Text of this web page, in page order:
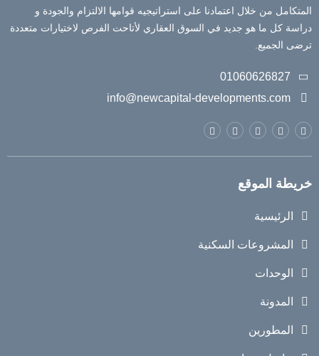
المتكامل من خلال اعتمادنا على استراتيجيه قوامها الالتزام والجودة و
دراسة كل ما هو جديد في السوق العقاري لأتاحت الفرص لاختيارات متعددة
ترضى الجميع.
01060626827
info@newcapital-developments.com
خريطة الموقع
الرئيسية
المشروعات السكنية
الوحدات
المدونة
المطورين